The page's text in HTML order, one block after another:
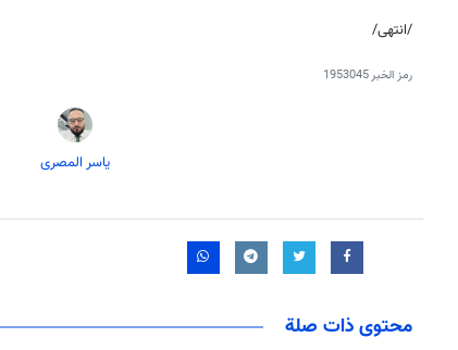
/انتهى/
رمز الخبر1953045
یاسر المصری
محتوى ذات صلة